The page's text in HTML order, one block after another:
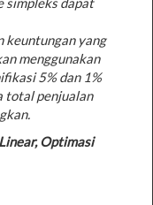
simpleks dapat
keuntungan yang
menggunakan
5% dan 1%
total penjualan
Optimasi